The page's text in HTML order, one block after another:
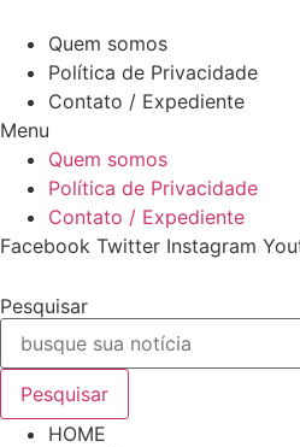
para
conteúdo
Quem somos
Política de Privacidade
Contato / Expediente
Menu
Quem somos
Política de Privacidade
Contato / Expediente
Facebook Twitter Instagram
Pesquisar
Pesquisar
HOME